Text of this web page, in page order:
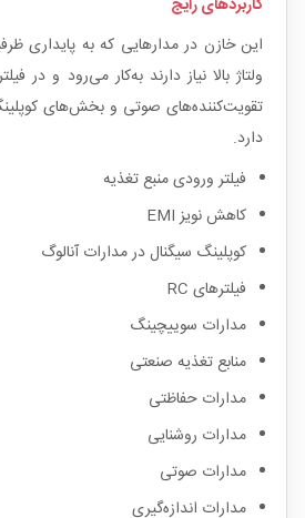
این خازن در مدارهایی که به پایداری
تقویت‌کننده‌های صوتی و بخش‌های
دارد.
فیلتر ورودی منبع تغذیه
کاهش نویز EMI
کوپلینگ سیگنال در مدارات آنالوگ
فیلترهای RC
مدارات سوییچینگ
منابع تغذیه صنعتی
مدارات حفاظتی
مدارات روشنایی
مدارات صوتی
مدارات اندازه‌گیری